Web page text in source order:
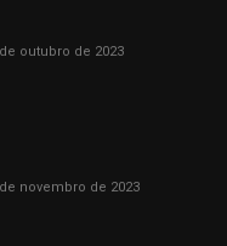
outubro de 2023
novembro de 2023